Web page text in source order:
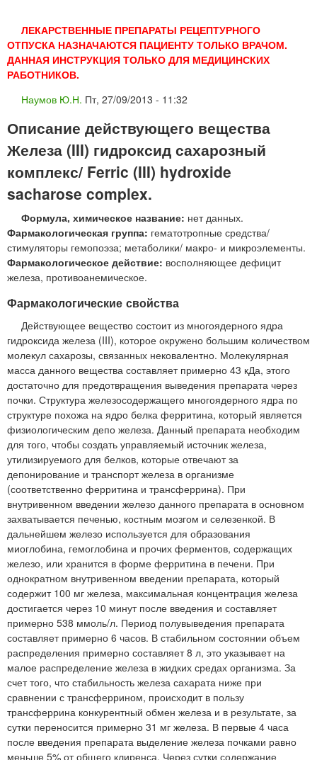
ЛЕКАРСТВЕННЫЕ ПРЕПАРАТЫ РЕЦЕПТУРНОГО
ОТПУСКА НАЗНАЧАЮТСЯ ПАЦИЕНТУ ТОЛЬКО ВРАЧОМ.
ДАННАЯ ИНСТРУКЦИЯ ТОЛЬКО ДЛЯ МЕДИЦИНСКИХ
РАБОТНИКОВ.
Наумов Ю.Н. Пт, 27/09/2013 - 11:32
Описание действующего вещества
Железа (III) гидроксид сахарозный
комплекс/ Ferric (III) hydroxide
sacharose complex.
Формула, химическое название: нет данных.
Фармакологическая группа: гематотропные средства/
стимуляторы гемопоэза; метаболики/ макро- и микроэлементы.
Фармакологическое действие: восполняющее дефицит
железа, противоанемическое.
Фармакологические свойства
Действующее вещество состоит из многоядерного ядра
гидроксида железа (III), которое окружено большим количеством
молекул сахарозы, связанных нековалентно. Молекулярная
масса данного вещества составляет примерно 43 кДа, этого
достаточно для предотвращения выведения препарата через
почки. Структура железосодержащего многоядерного ядра по
структуре похожа на ядро белка ферритина, который является
физиологическим депо железа. Данный препарата необходим
для того, чтобы создать управляемый источник железа,
утилизируемого для белков, которые отвечают за
депонирование и транспорт железа в организме
(соответственно ферритина и трансферрина). При
внутривенном введении железо данного препарата в основном
захватывается печенью, костным мозгом и селезенкой. В
дальнейшем железо используется для образования
миоглобина, гемоглобина и прочих ферментов, содержащих
железо, или хранится в форме ферритина в печени. При
однократном внутривенном введении препарата, который
содержит 100 мг железа, максимальная концентрация железа
достигается через 10 минут после введения и составляет
примерно 538 ммоль/л. Период полувыведения препарата
составляет примерно 6 часов. В стабильном состоянии объем
распределения примерно составляет 8 л, это указывает на
малое распределение железа в жидких средах организма. За
счет того, что стабильность железа сахарата ниже при
сравнении с трансферрином, происходит в пользу
трансферрина конкурентный обмен железа и в результате, за
сутки переносится примерно 31 мг железа. В первые 4 часа
после введения препарата выделение железа почками равно
меньше 5% от общего клиренса. Через сутки содержание